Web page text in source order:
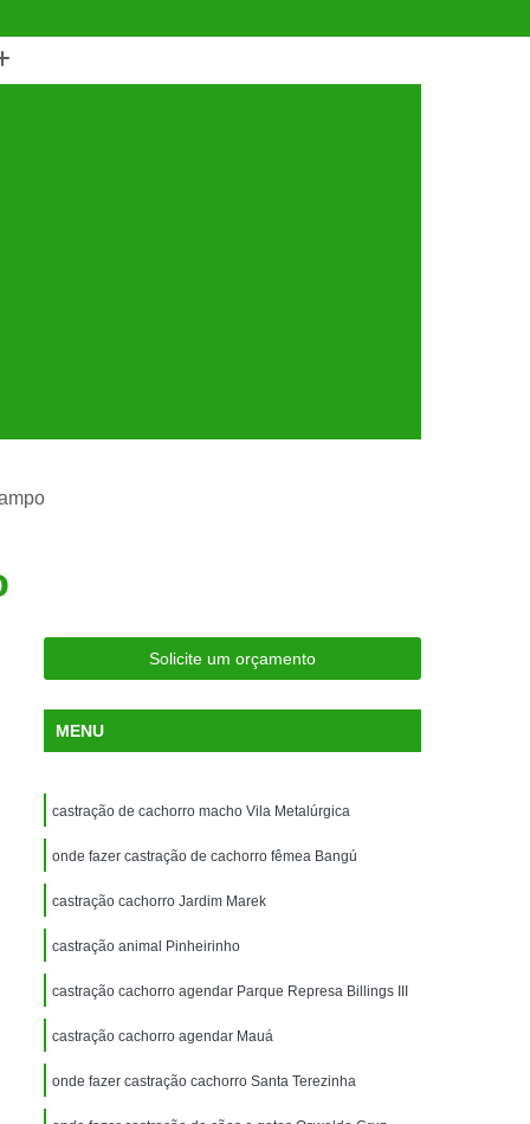
para Silvestres
para Animais Silvestres
Consulta para Animais Silvestres
Santo André
Veterinária para Animais Silvestres
Exame de Eletrocardiograma Veterinário
Exame de Imagem para Animais
Exame de Radiologia para Animais
Exame de Sangue para Animais
Exame para Animais
Exame para Animais São Caetano
Solicite um orçamento
MENU
castração de cachorro macho Vila Metalúrgica
onde fazer castração de cachorro fêmea Bangú
castração cachorro Jardim Marek
castração animal Pinheirinho
castração cachorro agendar Parque Represa Billings III
castração cachorro agendar Mauá
onde fazer castração cachorro Santa Terezinha